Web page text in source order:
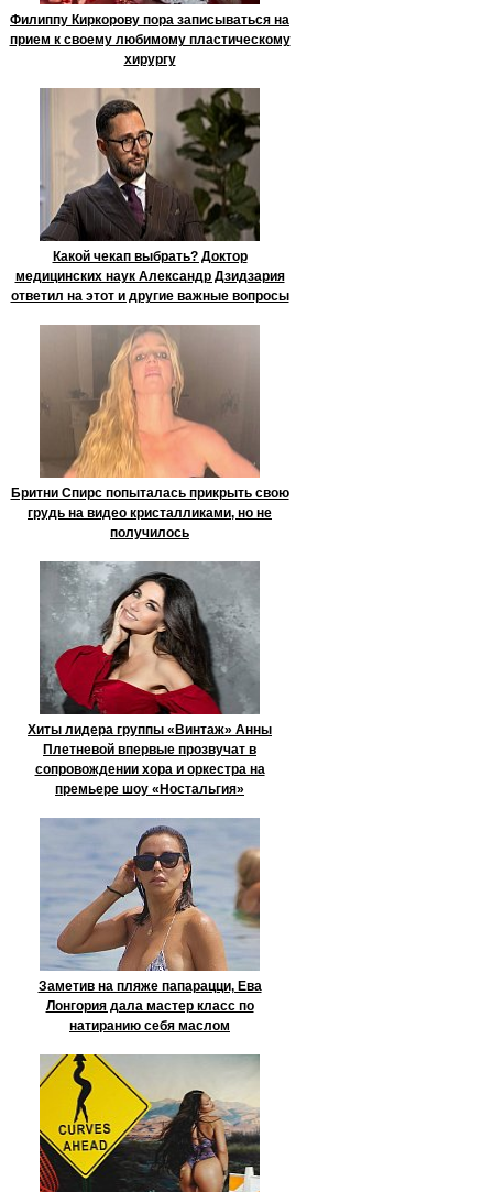
Филиппу Киркорову пора записываться на
прием к своему любимому пластическому
хирургу
Какой чекап выбрать? Доктор
медицинских наук Александр Дзидзария
ответил на этот и другие важные вопросы
Бритни Спирс попыталась прикрыть свою
грудь на видео кристалликами, но не
получилось
Хиты лидера группы «Винтаж» Анны
Плетневой впервые прозвучат в
сопровождении хора и оркестра на
премьере шоу «Ностальгия»
Заметив на пляже папарацци, Ева
Лонгория дала мастер класс по
натиранию себя маслом